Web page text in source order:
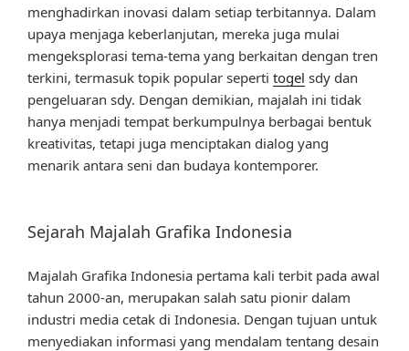
menghadirkan inovasi dalam setiap terbitannya. Dalam
upaya menjaga keberlanjutan, mereka juga mulai
mengeksplorasi tema-tema yang berkaitan dengan tren
terkini, termasuk topik popular seperti togel sdy dan
pengeluaran sdy. Dengan demikian, majalah ini tidak
hanya menjadi tempat berkumpulnya berbagai bentuk
kreativitas, tetapi juga menciptakan dialog yang
menarik antara seni dan budaya kontemporer.
Sejarah Majalah Grafika Indonesia
Majalah Grafika Indonesia pertama kali terbit pada awal
tahun 2000-an, merupakan salah satu pionir dalam
industri media cetak di Indonesia. Dengan tujuan untuk
menyediakan informasi yang mendalam tentang desain